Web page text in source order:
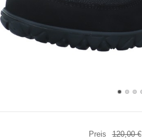
Preis 120,00 €